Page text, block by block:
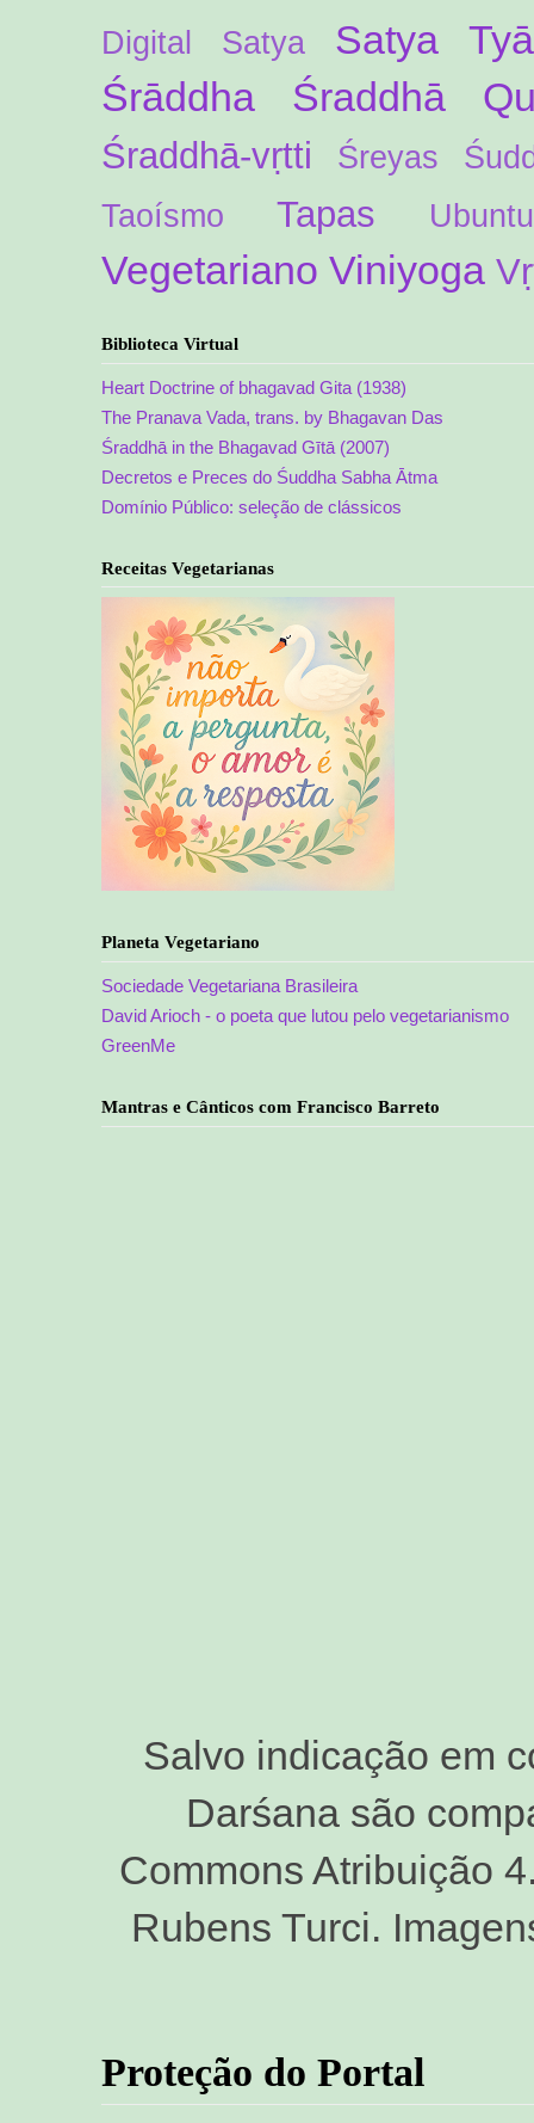
Digital Satya
Satya
Śrāddha
Śraddhā
Śraddhā-vṛtti Śreyas
Taoísmo
Tapas Ubuntu
Vegetariano Viniyoga
Biblioteca Virtual
Heart Doctrine of bhagavad Gita (1938)
The Pranava Vada, trans. by Bhagavan Das
Śraddhā in the Bhagavad Gītā (2007)
Decretos e Preces do Śuddha Sabha Ātma
Domínio Público: seleção de clássicos
Receitas Vegetarianas
Planeta Vegetariano
Sociedade Vegetariana Brasileira
David Arioch - o poeta que lutou pelo vegetarianismo
GreenMe
Mantras e Cânticos com Francisco Barreto
Salvo indicação em
Darśana são
Commons Atribuição
Rubens Turci.
Proteção do Portal